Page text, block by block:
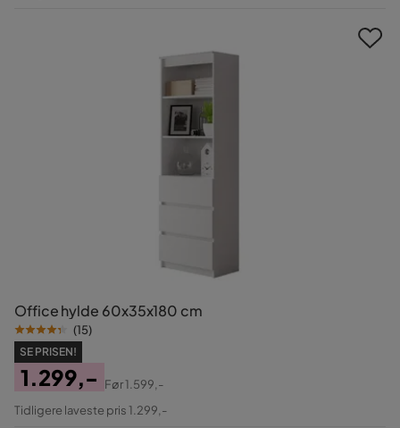
Office hylde 60x35x180 cm
(15)
SE PRISEN!
Pris
1.299,-
Original
Før1.599,-
Tidligere laveste pris 1.299,-